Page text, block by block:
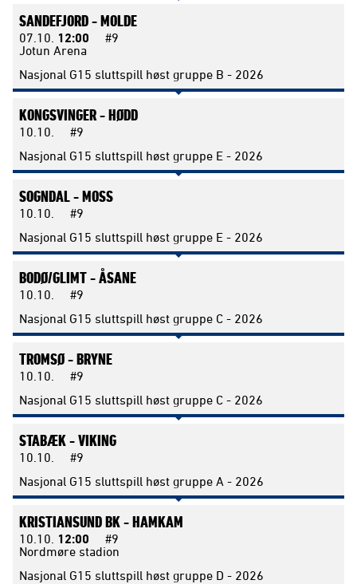
SANDEFJORD -MOLDE
07.10. 12:00
#9
Jotun Arena
Nasjonal G15 sluttspill høst gruppe B - 2026
KONGSVINGER -HØDD
10.10.
#9
Nasjonal G15 sluttspill høst gruppe E - 2026
SOGNDAL -MOSS
10.10.
#9
Nasjonal G15 sluttspill høst gruppe E - 2026
BODØ/GLIMT -ÅSANE
10.10.
#9
Nasjonal G15 sluttspill høst gruppe C - 2026
TROMSØ -BRYNE
10.10.
#9
Nasjonal G15 sluttspill høst gruppe C - 2026
STABÆK -VIKING
10.10.
#9
Nasjonal G15 sluttspill høst gruppe A - 2026
KRISTIANSUND BK -HAMKAM
10.10. 12:00
#9
Nordmøre stadion
Nasjonal G15 sluttspill høst gruppe D - 2026